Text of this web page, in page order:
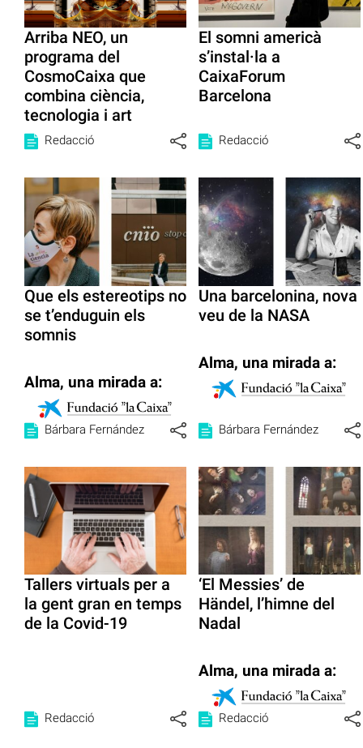
Arriba NEO, un
programa del
CosmoCaixa que
combina ciència,
tecnologia i art
Redacció
El somni americà
s’instal·la a
CaixaForum
Barcelona
Redacció
Que els estereotips no
se t’enduguin els
somnis
Bárbara Fernández
Alma, una mirada a:
Una barcelonina, nova
veu de la NASA
Bárbara Fernández
Alma, una mirada a:
Tallers virtuals per a
la gent gran en temps
de la Covid-19
Redacció
‘El Messies’ de
Händel, l’himne del
Nadal
Redacció
Alma, una mirada a: